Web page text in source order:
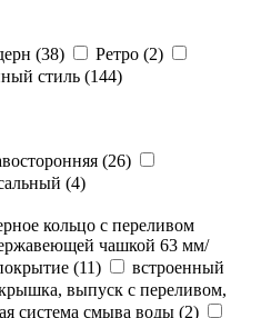
(38) Ретро (2)
стиль (144)
(26)
(4)
кольцо с переливом
чашкой 63 мм/
(11)
встроенный
выпуск с переливом,
система смыва воды (2)